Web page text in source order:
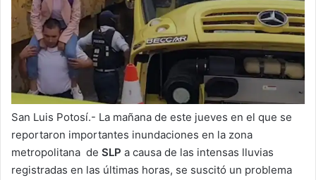
San Luis Potosí.- La mañana de este jueves en el que se
reportaron importantes inundaciones en la zona
metropolitana de SLP a causa de las intensas lluvias
registradas en las últimas horas, se suscitó un problema